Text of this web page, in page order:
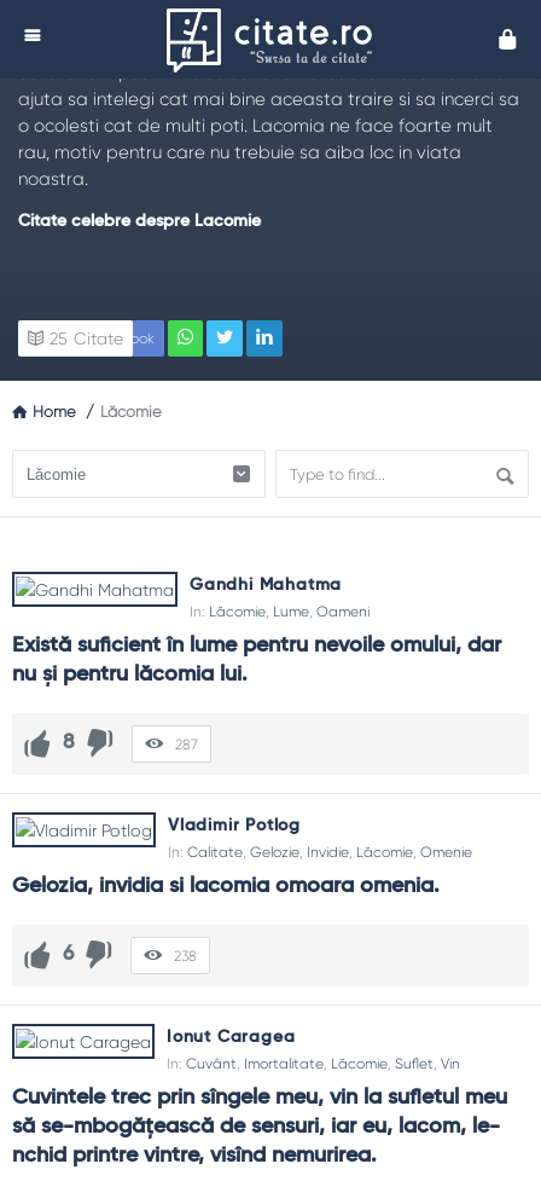
Citate despre Lăcomie
Citeste cele mai frumoasecitate cu privire la lacomie
, pe
care le-am pus intr-o selectie remarcabila. Acestea te vor
ajuta sa intelegi cat mai bine aceasta traire si sa incerci sa
o ocolesti cat de multi poti. Lacomia ne face foarte mult
rau, motiv pentru care nu trebuie sa aiba loc in viata
noastra.
Citate celebre despre Lacomie
Facebook
25 Citate
Home / Lăcomie
Gandhi Mahatma
In: Lăcomie, Lume, Oameni
Există suficient în lume pentru nevoile omului, dar
nu şi pentru lăcomia lui.
8 287
Vladimir Potlog
In: Calitate, Gelozie, Invidie, Lăcomie, Omenie
Gelozia, invidia si lacomia omoara omenia.
6 238
Ionut Caragea
In: Cuvânt, Imortalitate, Lăcomie, Suflet, Vin
Cuvintele trec prin sîngele meu, vin la sufletul meu
să se-mbogăţească de sensuri, iar eu, lacom, le-
nchid printre vintre, visînd nemurirea.